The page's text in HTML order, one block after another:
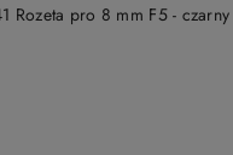
Rozeta pro 8 mm F5 -